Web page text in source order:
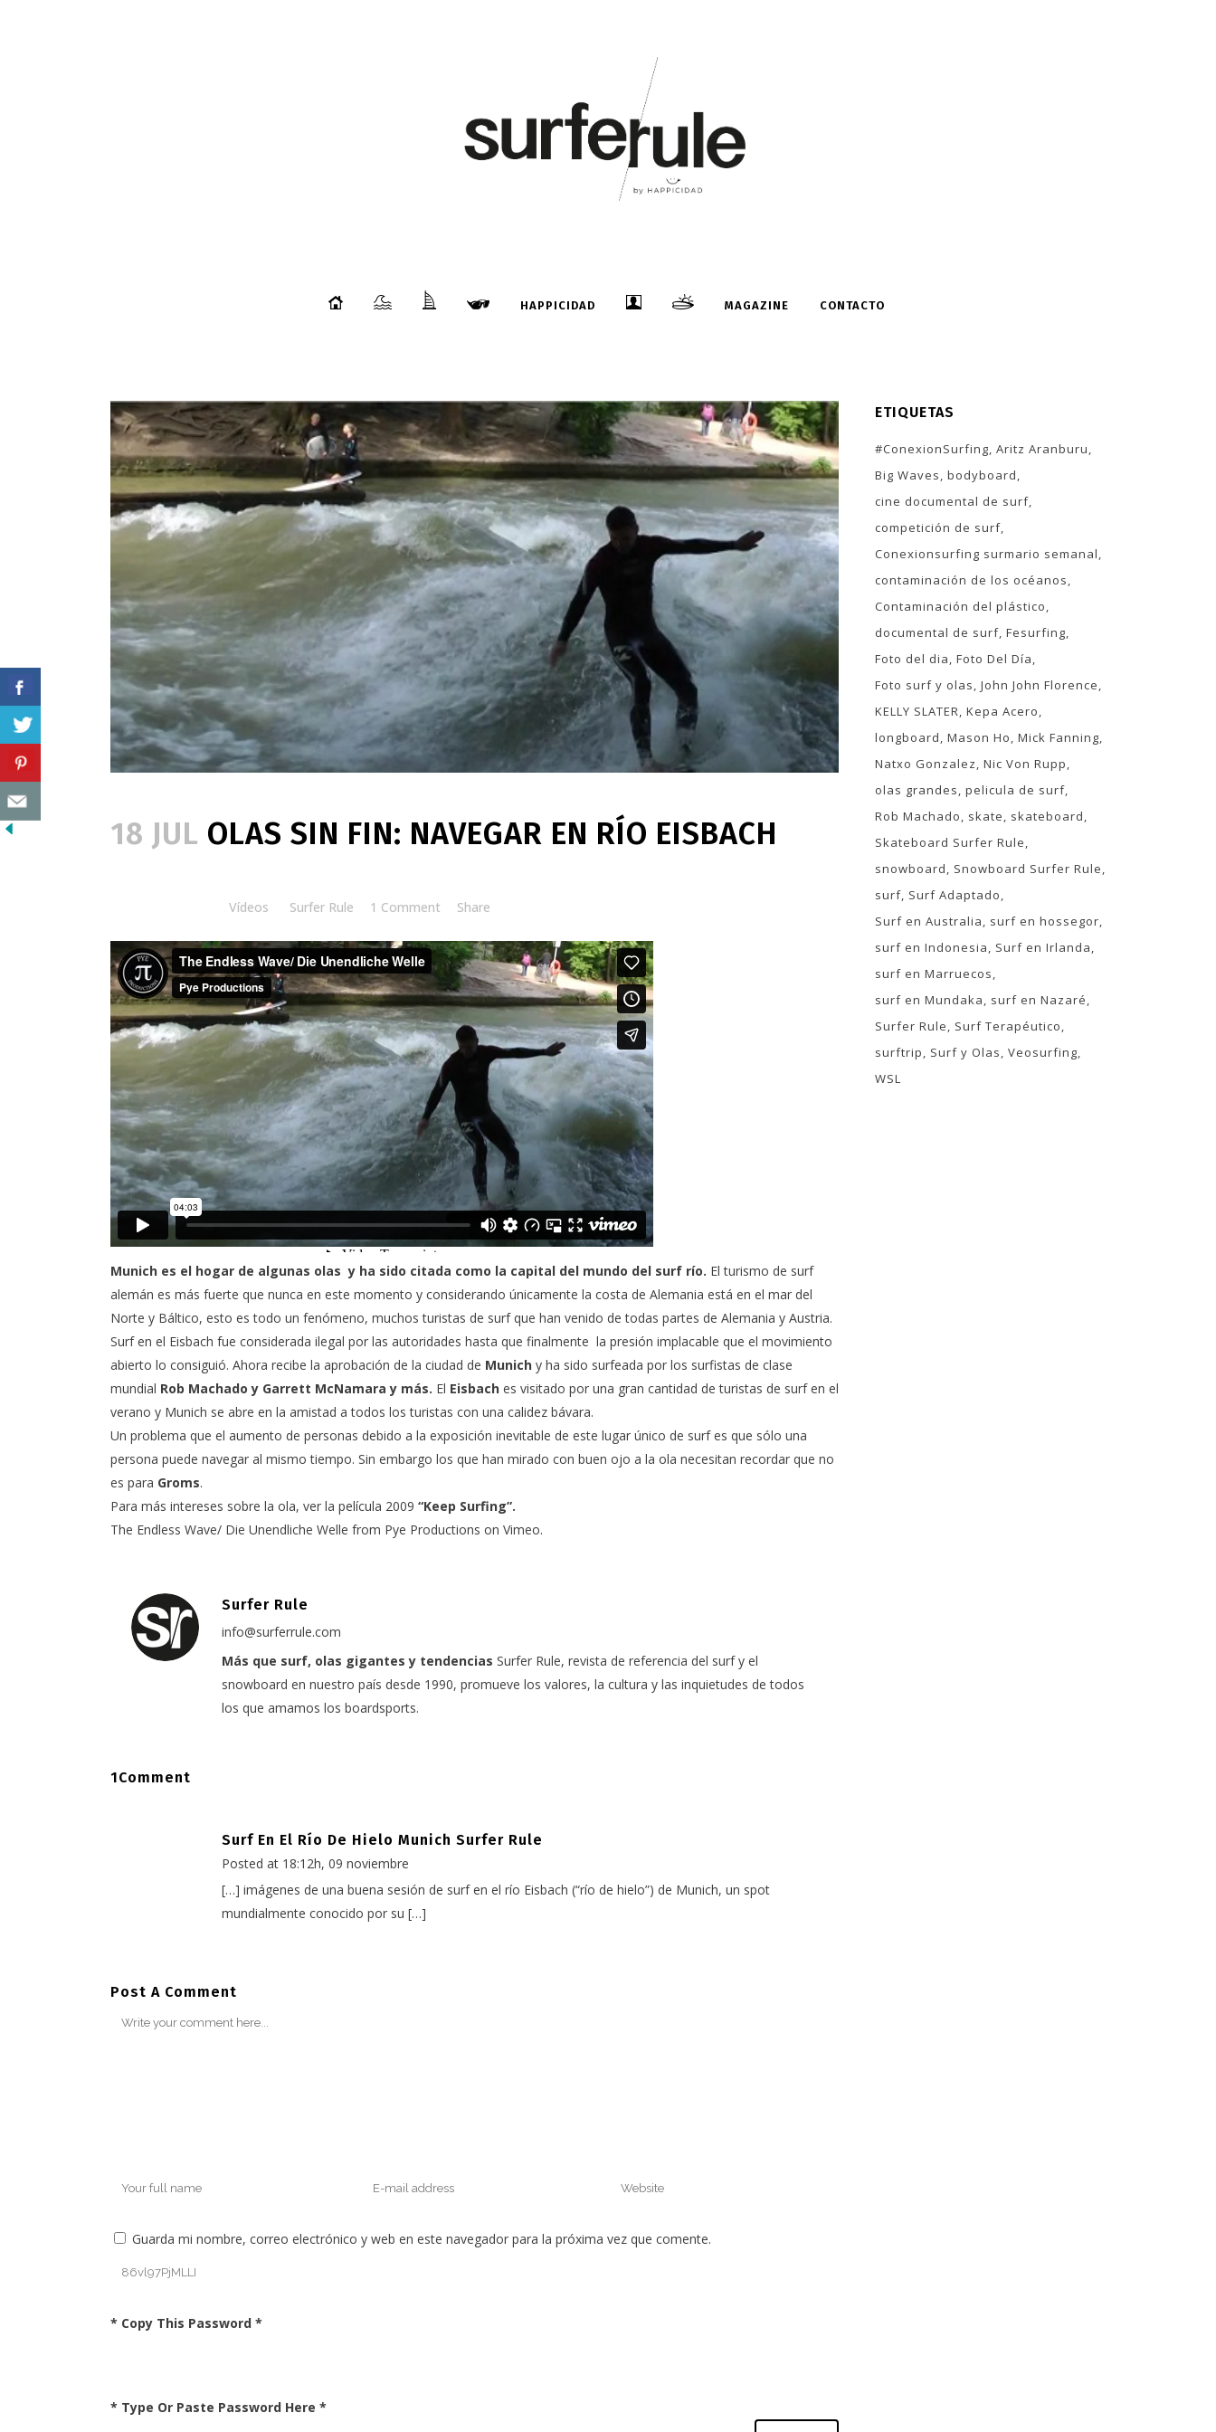
HAPPICIDAD MAGAZINE CONTACTO
18 JUL OLAS SIN FIN: NAVEGAR EN RÍO EISBACH
Vídeos Surfer Rule 1 Comment Share
Munich es el hogar de algunas olas y ha sido citada como la capital del mundo del surf río. El turismo de surf
alemán es más fuerte que nunca en este momento y considerando únicamente la costa de Alemania está en el mar del
Norte y Báltico, esto es todo un fenómeno, muchos turistas de surf que han venido de todas partes de Alemania y Austria.
Surf en el Eisbach fue considerada ilegal por las autoridades hasta que finalmente la presión implacable que el movimiento
abierto lo consiguió. Ahora recibe la aprobación de la ciudad de Munich y ha sido surfeada por los surfistas de clase
mundial Rob Machado y Garrett McNamara y más. El Eisbach es visitado por una gran cantidad de turistas de surf en el
verano y Munich se abre en la amistad a todos los turistas con una calidez bávara.
Un problema que el aumento de personas debido a la exposición inevitable de este lugar único de surf es que sólo una
persona puede navegar al mismo tiempo. Sin embargo los que han mirado con buen ojo a la ola necesitan recordar que no
es para Groms.
Para más intereses sobre la ola, ver la película 2009 “Keep Surfing”.
The Endless Wave/ Die Unendliche Welle from Pye Productions on Vimeo.
Surfer Rule
info@surferrule.com
Más que surf, olas gigantes y tendencias Surfer Rule, revista de referencia del surf y el
snowboard en nuestro país desde 1990, promueve los valores, la cultura y las inquietudes de todos
los que amamos los boardsports.
1Comment
Surf En El Río De Hielo Munich Surfer Rule
Posted at 18:12h, 09 noviembre
[…] imágenes de una buena sesión de surf en el río Eisbach (“río de hielo”) de Munich, un spot
mundialmente conocido por su […]
Post A Comment
Guarda mi nombre, correo electrónico y web en este navegador para la próxima vez que comente.
* Copy This Password *
* Type Or Paste Password Here *
ETIQUETAS
#ConexionSurfing Aritz Aranburu
Big Waves bodyboard
cine documental de surf
competición de surf
Conexionsurfing surmario semanal
contaminación de los océanos
Contaminación del plástico
documental de surf Fesurfing
Foto del dia Foto Del Día
Foto surf y olas John John Florence
KELLY SLATER Kepa Acero
longboard Mason Ho Mick Fanning
Natxo Gonzalez Nic Von Rupp
olas grandes pelicula de surf
Rob Machado
skate
skateboard
Skateboard Surfer Rule
snowboard
Snowboard Surfer Rule
surf Surf Adaptado
Surf en Australia
surf en hossegor
surf en Indonesia
Surf en Irlanda
surf en Marruecos
surf en Mundaka
surf en Nazaré
Surfer Rule
Surf Terapéutico
surftrip
Surf y Olas Veosurfing
WSL